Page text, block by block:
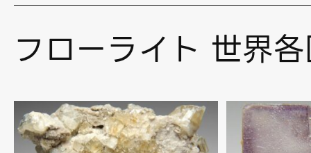
フローライト 世界